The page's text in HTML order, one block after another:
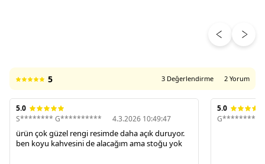
5 3 Değerlendirme 2 Yorum
5.0
S******** G**********
4.3.2026 10:49:47
ürün çok güzel rengi resimde daha açık duruyor.
ben koyu kahvesini de alacağım ama stoğu yok
5.0